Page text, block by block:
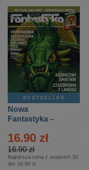
BESTSELLER
Nowa
Fantastyka –
16.90 zł
16.90 zł
Najniższa cena z ostatnich 30
dni: 16.90 zł